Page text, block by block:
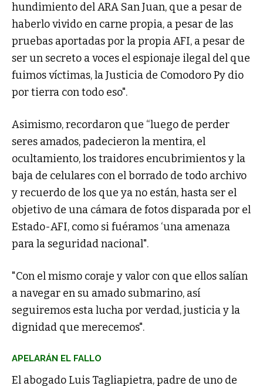
hundimiento del ARA San Juan, que a pesar de
haberlo vivido en carne propia, a pesar de las
pruebas aportadas por la propia AFI, a pesar de
ser un secreto a voces el espionaje ilegal del que
fuimos víctimas, la Justicia de Comodoro Py dio
por tierra con todo eso".
Asimismo, recordaron que “luego de perder
seres amados, padecieron la mentira, el
ocultamiento, los traidores encubrimientos y la
baja de celulares con el borrado de todo archivo
y recuerdo de los que ya no están, hasta ser el
objetivo de una cámara de fotos disparada por el
Estado-AFI, como si fuéramos ‘una amenaza
para la seguridad nacional".
"Con el mismo coraje y valor con que ellos salían
a navegar en su amado submarino, así
seguiremos esta lucha por verdad, justicia y la
dignidad que merecemos".
APELARÁN EL FALLO
El abogado Luis Tagliapietra, padre de uno de